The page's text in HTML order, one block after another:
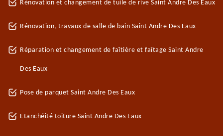
Rénovation et changement de tuile de rive Saint Andre Des Eaux
Rénovation, travaux de salle de bain Saint Andre Des Eaux
Réparation et changement de faîtière et faîtage Saint Andre
Des Eaux
Pose de parquet Saint Andre Des Eaux
Etanchéité toiture Saint Andre Des Eaux